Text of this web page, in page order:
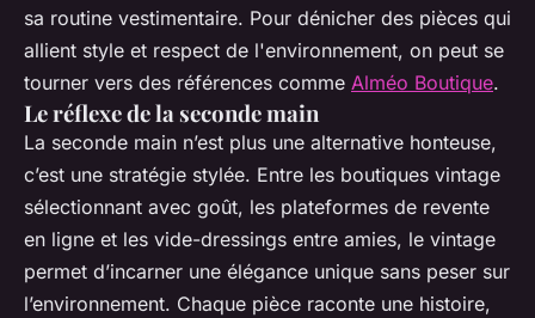
sa routine vestimentaire. Pour dénicher des pièces qui
allient style et respect de l'environnement, on peut se
tourner vers des références comme Alméo Boutique.
Le réflexe de la seconde main
La seconde main n’est plus une alternative honteuse,
c’est une stratégie stylée. Entre les boutiques vintage
sélectionnant avec goût, les plateformes de revente
en ligne et les vide-dressings entre amies, le vintage
permet d’incarner une élégance unique sans peser sur
l’environnement. Chaque pièce raconte une histoire,